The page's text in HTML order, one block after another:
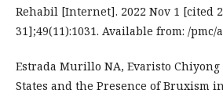
Rehabil [Internet]. 2022 Nov 1 [cited
31];49(11):1031. Available from: /pmc/
Estrada Murillo NA, Evaristo Chiyong
States and the Presence of Bruxism